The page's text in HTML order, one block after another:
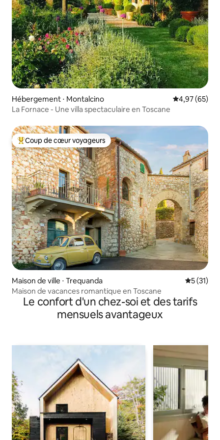
Hébergement ⋅ Montalcino Évaluation
4,97 (65)
La Fornace - Une villa spectaculaire en Toscane
Coups de cœur voyageurs les plus appréciés
Coup de cœur voyageurs
Maison de ville ⋅ Trequanda
5 (31)
Maison de vacances romantique en Toscane
Le confort d'un chez-soi et des tarifs
mensuels avantageux